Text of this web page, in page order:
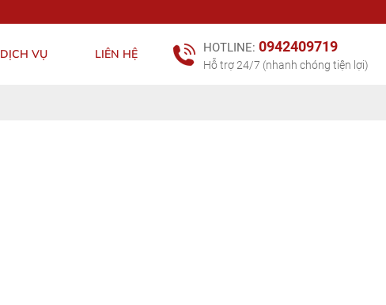
DỊCH VỤ LIÊN HỆ HOTLINE: 0942409719
Hỗ trợ 24/7 (nhanh chóng tiện lợi)